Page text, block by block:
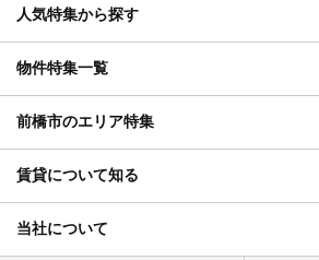
人気特集から探す
物件特集一覧
前橋市のエリア特集
賃貸について知る
当社について